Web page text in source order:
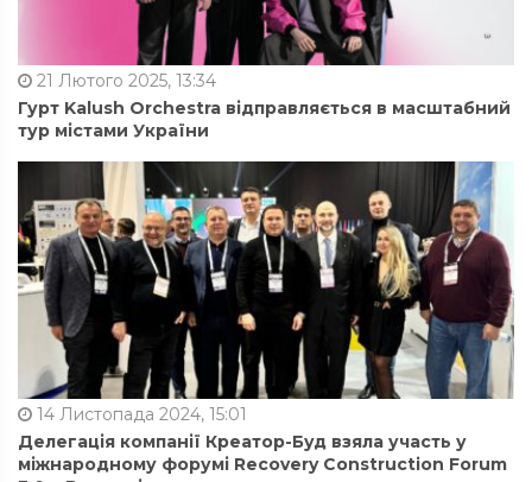
21 Лютого 2025, 13:34
Гурт Kalush Orchestra відправляється в масштабний
тур містами України
14 Листопада 2024, 15:01
Делегація компанії Креатор-Буд взяла участь у
міжнародному форумі Recovery Construction Forum